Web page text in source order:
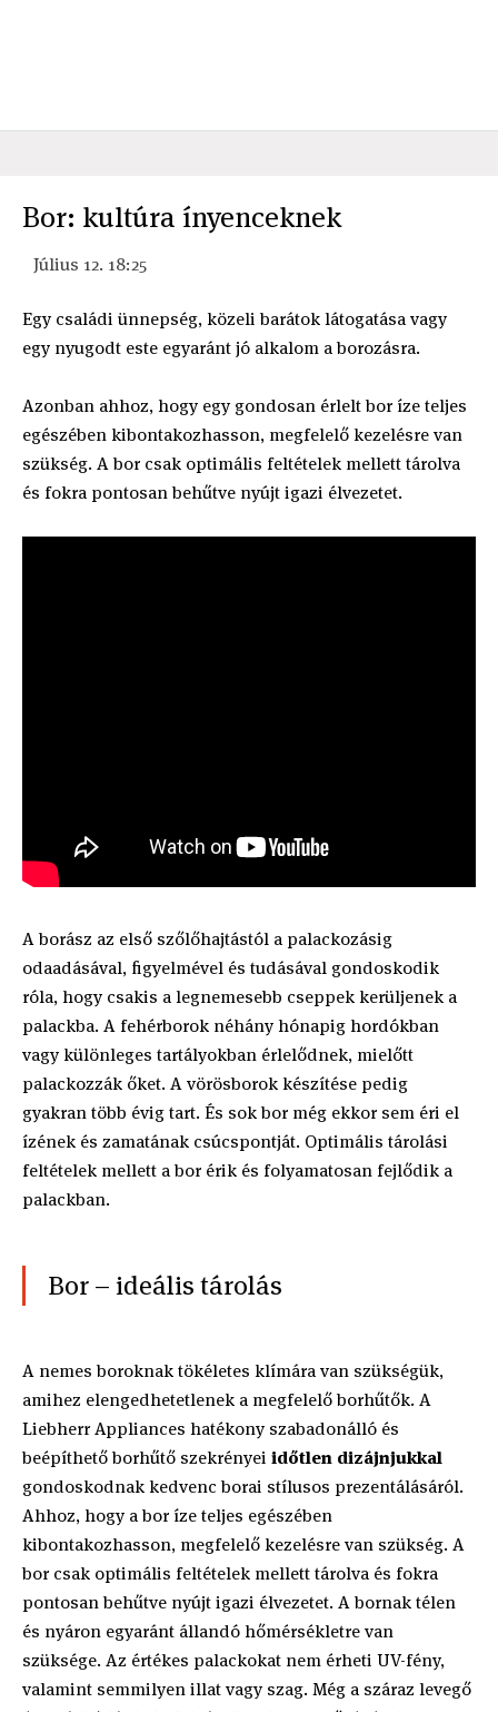
Bor: kultúra ínyenceknek
Július 12. 18:25
Egy családi ünnepség, közeli barátok látogatása vagy
egy nyugodt este egyaránt jó alkalom a borozásra.
Azonban ahhoz, hogy egy gondosan érlelt bor íze teljes
egészében kibontakozhasson, megfelelő kezelésre van
szükség. A bor csak optimális feltételek mellett tárolva
és fokra pontosan behűtve nyújt igazi élvezetet.
A borász az első szőlőhajtástól a palackozásig
odaadásával, figyelmével és tudásával gondoskodik
róla, hogy csakis a legnemesebb cseppek kerüljenek a
palackba. A fehérborok néhány hónapig hordókban
vagy különleges tartályokban érlelődnek, mielőtt
palackozzák őket. A vörösborok készítése pedig
gyakran több évig tart. És sok bor még ekkor sem éri el
ízének és zamatának csúcspontját. Optimális tárolási
feltételek mellett a bor érik és folyamatosan fejlődik a
palackban.
Bor – ideális tárolás
A nemes boroknak tökéletes klímára van szükségük,
amihez elengedhetetlenek a megfelelő borhűtők. A
Liebherr Appliances hatékony szabadonálló és
beépíthető borhűtő szekrényei időtlen dizájnjukkal
gondoskodnak kedvenc borai stílusos prezentálásáról.
Ahhoz, hogy a bor íze teljes egészében
kibontakozhasson, megfelelő kezelésre van szükség. A
bor csak optimális feltételek mellett tárolva és fokra
pontosan behűtve nyújt igazi élvezetet. A bornak télen
és nyáron egyaránt állandó hőmérsékletre van
szüksége. Az értékes palackokat nem érheti UV-fény,
valamint semmilyen illat vagy szag. Még a száraz levegő